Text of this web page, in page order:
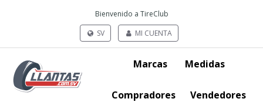
Bienvenido a TireClub
SV
MI CUENTA
Marcas Medidas
Compradores Vendedores